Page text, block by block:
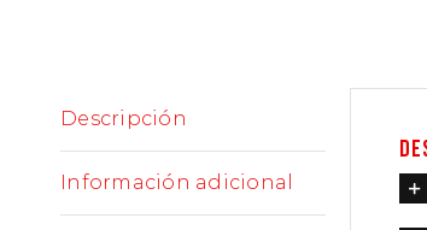
Descripción
Información adicional